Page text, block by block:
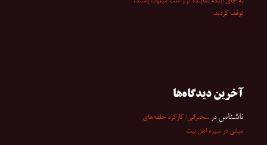
توقف کردند.
آخرین دیدگاه‌ها
ناشناس در سخنرانی/ کارکرد حلقه‌های
میانی در سیره اهل بیت